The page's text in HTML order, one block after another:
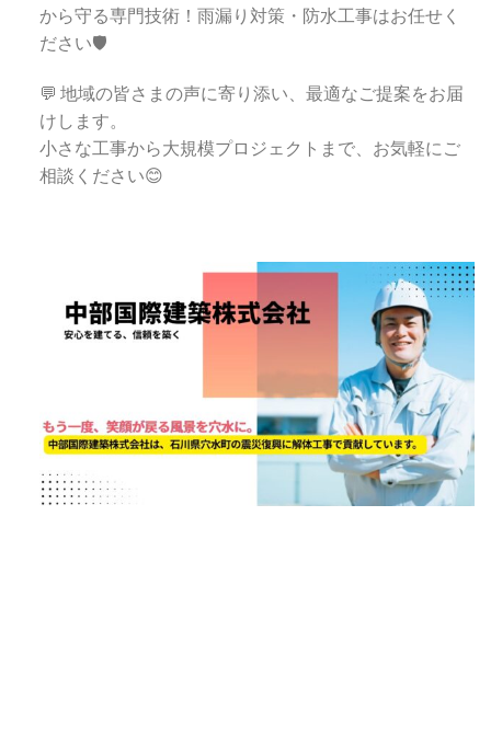
から守る専門技術！雨漏り対策・防水工事はお任せく
ださい🛡️
💬 地域の皆さまの声に寄り添い、最適なご提案をお届
けします。
小さな工事から大規模プロジェクトまで、お気軽にご
相談ください😊